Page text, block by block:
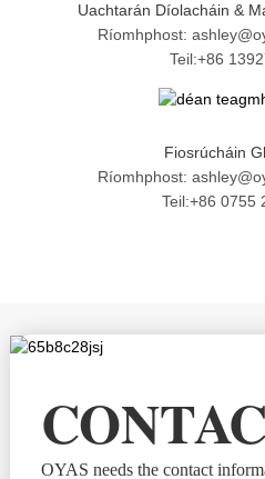
Uachtarán Díolacháin &
Ríomhphost:
Teil:+86
Fiosrúcháin
Ríomhphost:
Teil:+86 0755
OYAS needs the contact